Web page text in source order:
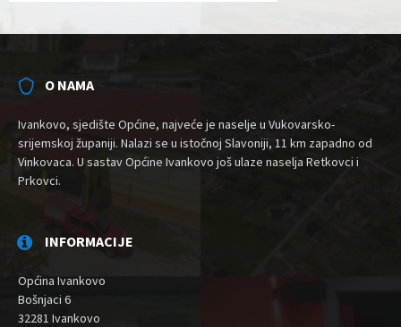
O NAMA
Ivankovo, sjedište Općine, najveće je naselje u Vukovarsko-
srijemskoj županiji. Nalazi se u istočnoj Slavoniji, 11 km zapadno od
Vinkovaca. U sastav Općine Ivankovo još ulaze naselja Retkovci i
Prkovci.
INFORMACIJE
Općina Ivankovo
Bošnjaci 6
32281 Ivankovo